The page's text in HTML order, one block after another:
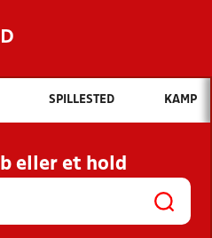
Hvad vil du søge efter?
INDHOLD OG NYHEDER
KLUBBER OG
SPILLESTED KAMP
eller et hold